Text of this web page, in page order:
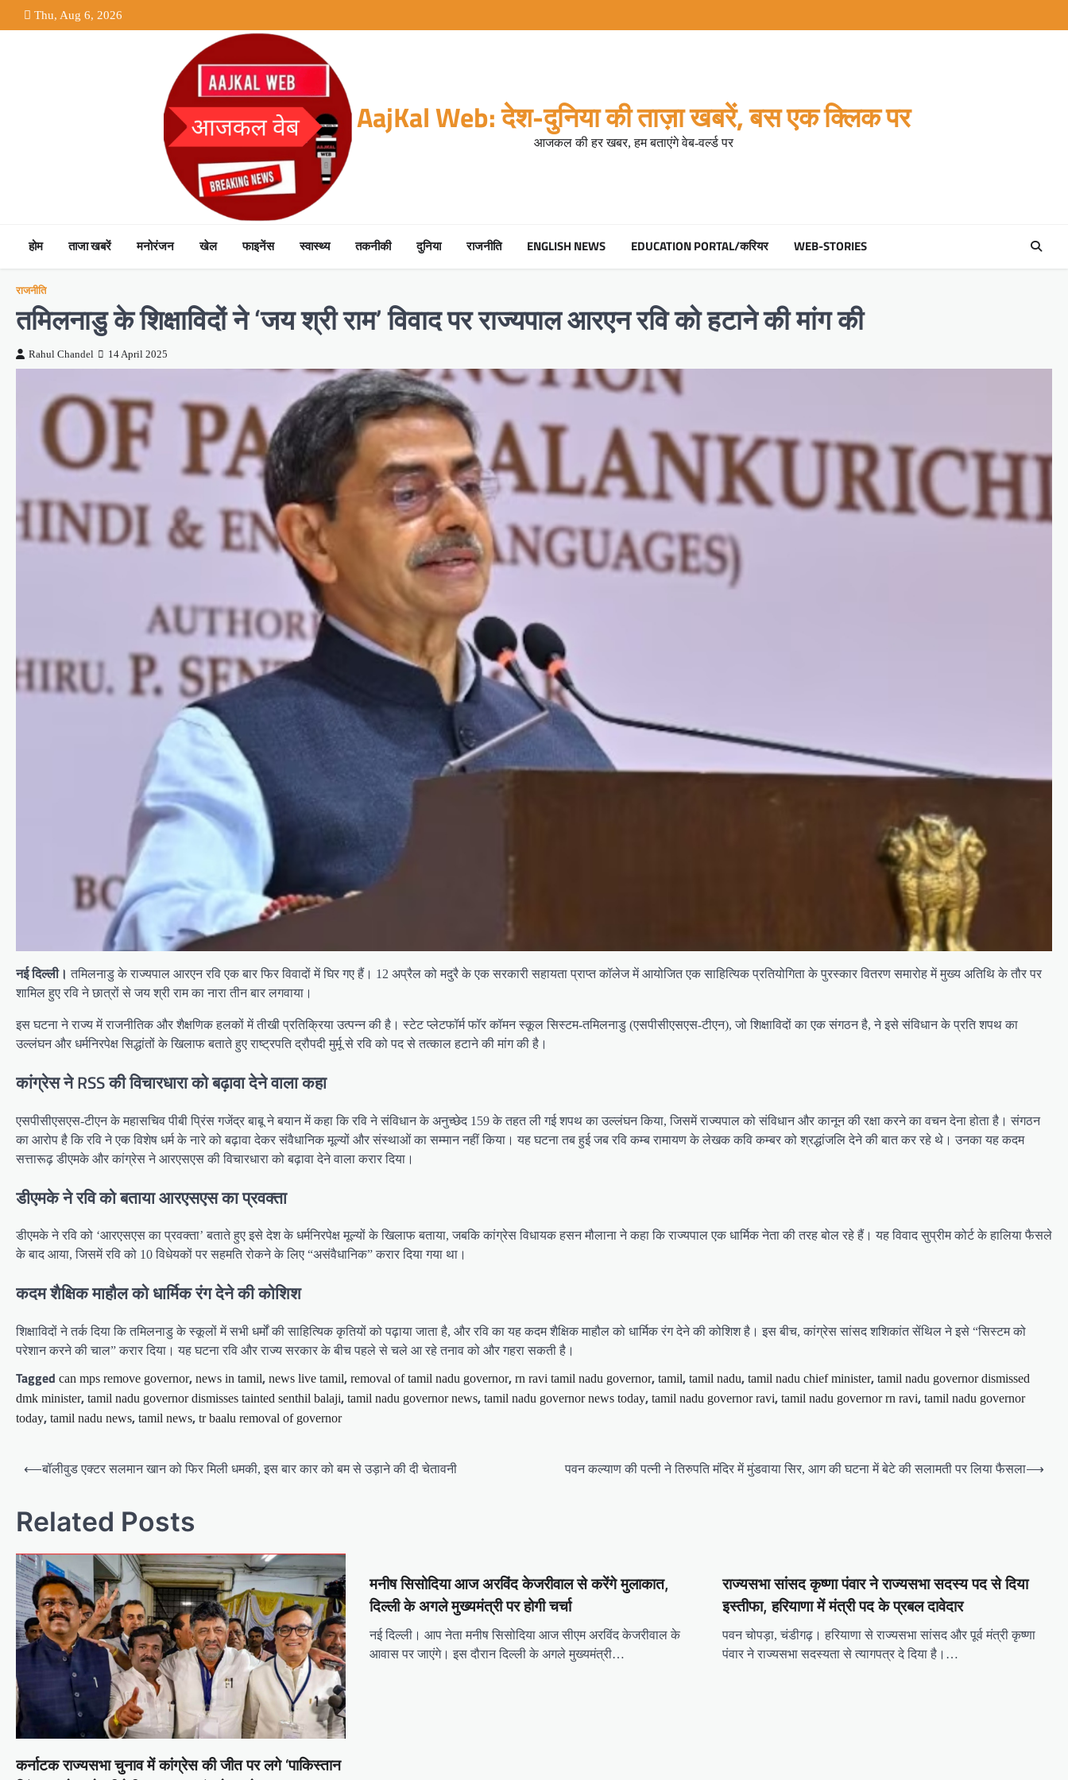
to
Thu, Aug 6, 2026
AajKal Web: देश-दुनिया की ताज़ा खबरें, बस एक क्लिक पर
आजकल की हर खबर, हम बताएंगे वेब-वर्ल्ड पर
होम ताजा खबरें मनोरंजन खेल फाइनेंस स्वास्थ्य तकनीकी दुनिया राजनीति ENGLISH NEWS EDUCATION PORTAL/करियर WEB-STORIES
राजनीति
तमिलनाडु के शिक्षाविदों ने ‘जय श्री राम’ विवाद पर राज्यपाल आरएन रवि को हटाने की मांग की
Rahul Chandel 14 April 2025
नई दिल्ली। तमिलनाडु के राज्यपाल आरएन रवि एक बार फिर विवादों में घिर गए हैं। 12 अप्रैल को मदुरै के एक सरकारी सहायता प्राप्त कॉलेज में आयोजित एक साहित्यिक प्रतियोगिता के पुरस्कार वितरण समारोह में मुख्य अतिथि के तौर पर
शामिल हुए रवि ने छात्रों से जय श्री राम का नारा तीन बार लगवाया।
इस घटना ने राज्य में राजनीतिक और शैक्षणिक हलकों में तीखी प्रतिक्रिया उत्पन्न की है। स्टेट प्लेटफॉर्म फॉर कॉमन स्कूल सिस्टम-तमिलनाडु (एसपीसीएसएस-टीएन), जो शिक्षाविदों का एक संगठन है, ने इसे संविधान के प्रति शपथ का
उल्लंघन और धर्मनिरपेक्ष सिद्धांतों के खिलाफ बताते हुए राष्ट्रपति द्रौपदी मुर्मू से रवि को पद से तत्काल हटाने की मांग की है।
कांग्रेस ने RSS की विचारधारा को बढ़ावा देने वाला कहा
एसपीसीएसएस-टीएन के महासचिव पीबी प्रिंस गजेंद्र बाबू ने बयान में कहा कि रवि ने संविधान के अनुच्छेद 159 के तहत ली गई शपथ का उल्लंघन किया, जिसमें राज्यपाल को संविधान और कानून की रक्षा करने का वचन देना होता है। संगठन
का आरोप है कि रवि ने एक विशेष धर्म के नारे को बढ़ावा देकर संवैधानिक मूल्यों और संस्थाओं का सम्मान नहीं किया। यह घटना तब हुई जब रवि कम्ब रामायण के लेखक कवि कम्बर को श्रद्धांजलि देने की बात कर रहे थे। उनका यह कदम
सत्तारूढ़ डीएमके और कांग्रेस ने आरएसएस की विचारधारा को बढ़ावा देने वाला करार दिया।
डीएमके ने रवि को बताया आरएसएस का प्रवक्ता
डीएमके ने रवि को ‘आरएसएस का प्रवक्ता’ बताते हुए इसे देश के धर्मनिरपेक्ष मूल्यों के खिलाफ बताया, जबकि कांग्रेस विधायक हसन मौलाना ने कहा कि राज्यपाल एक धार्मिक नेता की तरह बोल रहे हैं। यह विवाद सुप्रीम कोर्ट के हालिया फैसले
के बाद आया, जिसमें रवि को 10 विधेयकों पर सहमति रोकने के लिए “असंवैधानिक” करार दिया गया था।
कदम शैक्षिक माहौल को धार्मिक रंग देने की कोशिश
शिक्षाविदों ने तर्क दिया कि तमिलनाडु के स्कूलों में सभी धर्मों की साहित्यिक कृतियों को पढ़ाया जाता है, और रवि का यह कदम शैक्षिक माहौल को धार्मिक रंग देने की कोशिश है। इस बीच, कांग्रेस सांसद शशिकांत सेंथिल ने इसे “सिस्टम को
परेशान करने की चाल” करार दिया। यह घटना रवि और राज्य सरकार के बीच पहले से चले आ रहे तनाव को और गहरा सकती है।
Tagged can mps remove governor, news in tamil, news live tamil, removal of tamil nadu governor, rn ravi tamil nadu governor, tamil, tamil nadu, tamil nadu chief minister, tamil nadu governor dismissed
dmk minister, tamil nadu governor dismisses tainted senthil balaji, tamil nadu governor news, tamil nadu governor news today, tamil nadu governor ravi, tamil nadu governor rn ravi, tamil nadu governor
today, tamil nadu news, tamil news, tr baalu removal of governor
Post
⟵बॉलीवुड एक्टर सलमान खान को फिर मिली धमकी, इस बार कार को बम से उड़ाने की दी चेतावनी पवन कल्याण की पत्नी ने तिरुपति मंदिर में मुंडवाया सिर, आग की घटना में बेटे की सलामती पर लिया फैसला⟶
Related Posts
कर्नाटक राज्यसभा चुनाव में कांग्रेस की जीत पर लगे ‘पाकिस्तान
मनीष सिसोदिया आज अरविंद केजरीवाल से करेंगे मुलाकात,
दिल्ली के अगले मुख्यमंत्री पर होगी चर्चा
नई दिल्ली। आप नेता मनीष सिसोदिया आज सीएम अरविंद केजरीवाल के
आवास पर जाएंगे। इस दौरान दिल्ली के अगले मुख्यमंत्री…
राज्यसभा सांसद कृष्णा पंवार ने राज्यसभा सदस्य पद से दिया
इस्तीफा, हरियाणा में मंत्री पद के प्रबल दावेदार
पवन चोपड़ा, चंडीगढ़। हरियाणा से राज्यसभा सांसद और पूर्व मंत्री कृष्णा
पंवार ने राज्यसभा सदस्यता से त्यागपत्र दे दिया है।…